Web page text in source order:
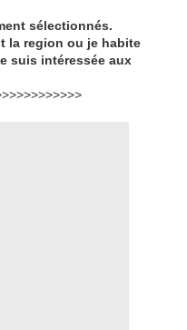
sélectionnés.
la region ou je habite
suis intéressée aux